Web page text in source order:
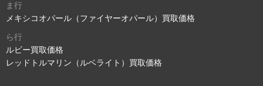
ま行
メキシコオパール（ファイヤーオパール）買取価格
ら行
ルビー買取価格
レッドトルマリン（ルベライト）買取価格